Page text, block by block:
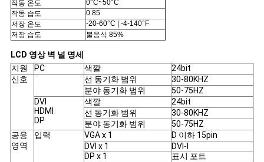
작동 온도
0°C~50°C
작동 습도
0.85
저장 온도
-20-60°C | -4-140°F
저장 습도
불응식 85%
LCD 영상 벽 널 명세
지원
PC 색깔
24bit
신호
선 동기화 범위
30-80KHZ
분야 동기화 범위
50-75HZ
DVI
HDMI
DP
색깔
24bit
선 동기화 범위
30-80KHZ
분야 동기화 범위
50-75HZ
공용
영역
입력 VGA x 1
D 이하 15pin
DVI x 1
DVI-I
DP x 1
표시 포트